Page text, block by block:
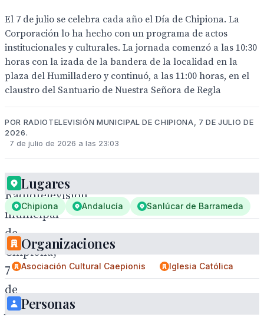
El 7 de julio se celebra cada año el Día de Chipiona. La
Corporación lo ha hecho con un programa de actos
institucionales y culturales. La jornada comenzó a las 10:30
horas con la izada de la bandera de la localidad en la
plaza del Humilladero y continuó, a las 11:00 horas, en el
claustro del Santuario de Nuestra Señora de Regla
POR RADIOTELEVISIÓN MUNICIPAL DE CHIPIONA, 7 DE JULIO DE
2026.
7 de julio de 2026 a las 23:03
Radiotelevisión
municipal
de
Chipiona,
7
de
julio
Lugares
Chipiona Andalucía Sanlúcar de Barrameda
Organizaciones
Asociación Cultural Caepionis Iglesia Católica
Personas